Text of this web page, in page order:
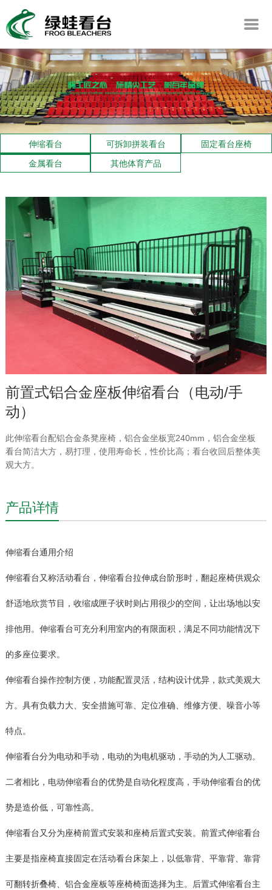
伸缩看台 可拆卸拼装看台
固定看台座椅
金属看台
其他体育产品
前置式铝合金座板伸缩看台（电动/手
动）
此伸缩看台配铝合金条凳座椅，铝合金坐板宽240mm，铝合金坐板
看台简洁大方，易打理，使用寿命长，性价比高；看台收回后整体美
观大方。
产品详情
伸缩看台通用介绍
伸缩看台又称活动看台，伸缩看台拉伸成台阶形时，翻起座椅供观众
舒适地欣赏节目，收缩成匣子状时则占用很少的空间，让出场地以安
排他用。伸缩看台可充分利用室内的有限面积，满足不同功能情况下
的多座位要求。
伸缩看台操作控制方便，功能配置灵活，结构设计优异，款式美观大
方。具有负载力大、安全措施可靠、定位准确、维修方便、噪音小等
特点。
伸缩看台分为电动和手动，电动的为电机驱动，手动的为人工驱动。
二者相比，电动伸缩看台的优势是自动化程度高，手动伸缩看台的优
势是造价低，可靠性高。
伸缩看台又分为座椅前置式安装和座椅后置式安装。前置式伸缩看台
主要是指座椅直接固定在活动看台床架上，以低靠背、平靠背、靠背
可翻转折叠椅、铝合金座板等座椅椅面选择为主。后置式伸缩看台主